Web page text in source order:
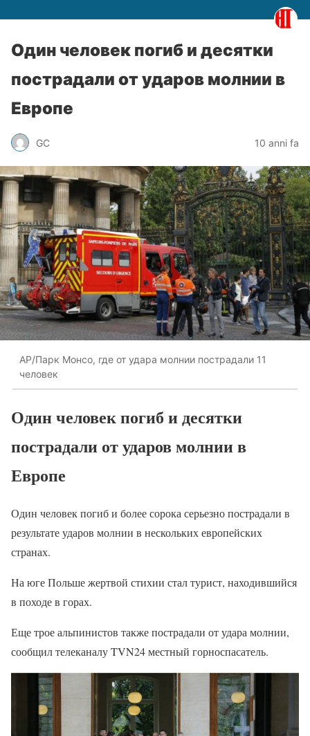
Один человек погиб и десятки
пострадали от ударов молнии в
Европе
GC 10 anni fa
AP/Парк Монсо, где от удара молнии пострадали 11
человек
Один человек погиб и десятки
пострадали от ударов молнии в
Европе
Один человек погиб и более сорока серьезно пострадали в
результате ударов молнии в нескольких европейских
странах.
На юге Польше жертвой стихии стал турист, находившийся
в походе в горах.
Еще трое альпинистов также пострадали от удара молнии,
сообщил телеканалу TVN24 местный горноспасатель.